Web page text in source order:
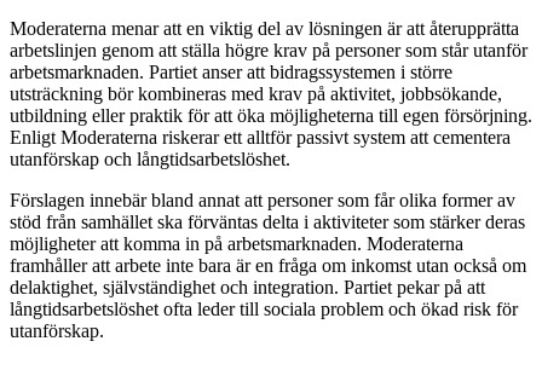
Moderaterna menar att en viktig del av lösningen är att återupprätta
arbetslinjen genom att ställa högre krav på personer som står utanför
arbetsmarknaden. Partiet anser att bidragssystemen i större
utsträckning bör kombineras med krav på aktivitet, jobbsökande,
utbildning eller praktik för att öka möjligheterna till egen försörjning.
Enligt Moderaterna riskerar ett alltför passivt system att cementera
utanförskap och långtidsarbetslöshet.
Förslagen innebär bland annat att personer som får olika former av
stöd från samhället ska förväntas delta i aktiviteter som stärker deras
möjligheter att komma in på arbetsmarknaden. Moderaterna
framhåller att arbete inte bara är en fråga om inkomst utan också om
delaktighet, självständighet och integration. Partiet pekar på att
långtidsarbetslöshet ofta leder till sociala problem och ökad risk för
utanförskap.